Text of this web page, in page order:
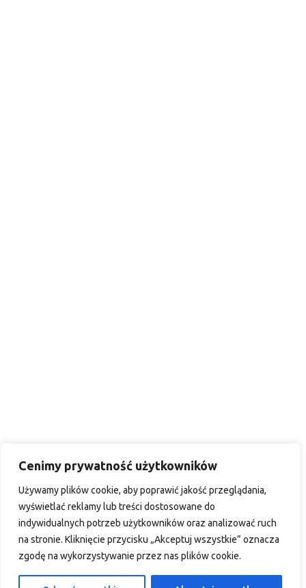
Cenimy prywatność użytkowników
Używamy plików cookie, aby poprawić jakość przeglądania,
wyświetlać reklamy lub treści dostosowane do
indywidualnych potrzeb użytkowników oraz analizować ruch
na stronie. Kliknięcie przycisku „Akceptuj wszystkie” oznacza
zgodę na wykorzystywanie przez nas plików cookie.